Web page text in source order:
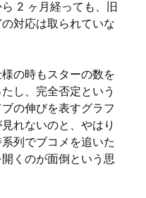
2 ヶ月経っても、旧
対応は取られていな
の時もスターの数を
し、完全否定という
の伸びを表すグラフ
れないのと、やはり
列でブコメを追いた
くのが面倒という思